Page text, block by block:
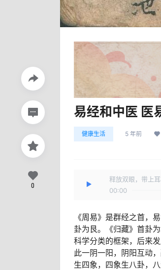
易经和中医 医
健康生活 5 年前
释放双眼，带上
00:00
《周易》是群经之首，
卦为艮。《归藏》首卦
科学分类的框架，后来
此一阴一阳，阴阳互动
生四象，四象生八卦，
0